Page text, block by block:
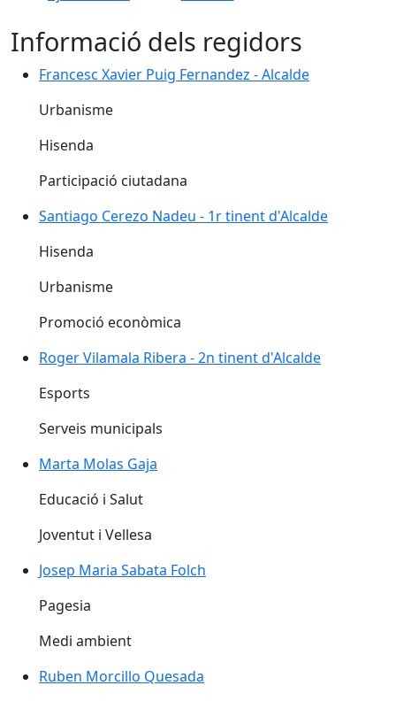
Informació dels regidors
Francesc Xavier Puig Fernandez - Alcalde
Urbanisme
Hisenda
Participació ciutadana
Santiago Cerezo Nadeu - 1r tinent d'Alcalde
Hisenda
Urbanisme
Promoció econòmica
Roger Vilamala Ribera - 2n tinent d'Alcalde
Esports
Serveis municipals
Marta Molas Gaja
Educació i Salut
Joventut i Vellesa
Josep Maria Sabata Folch
Pagesia
Medi ambient
Ruben Morcillo Quesada